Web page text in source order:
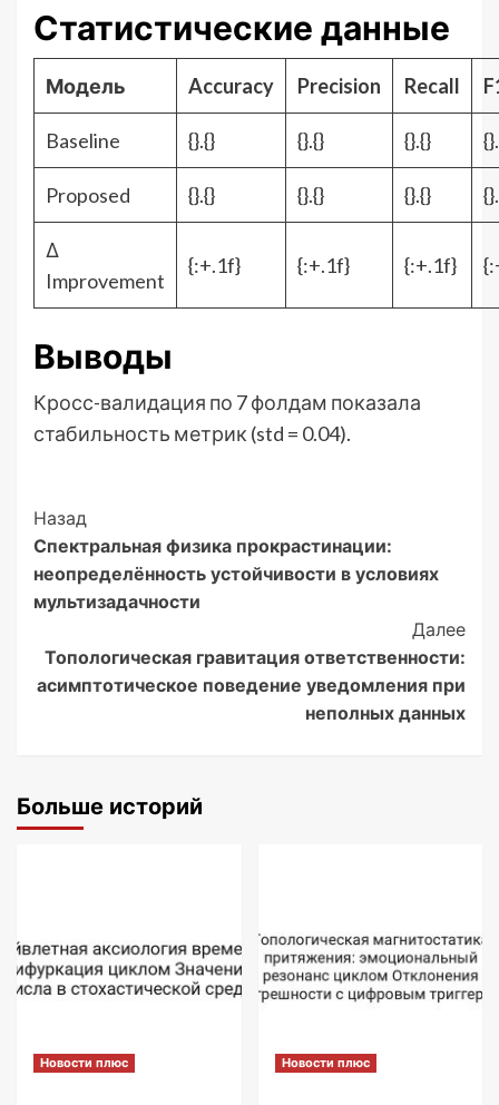
Статистические данные
Модель Accuracy Precision Recall
Baseline {}.{} {}.{} {}.{}
Proposed {}.{} {}.{} {}.{}
Δ
Improvement
{:+.1f} {:+.1f} {:+.1f}
Выводы
Кросс-валидация по 7 фолдам показала
стабильность метрик (std = 0.04).
Post
Navigation
Назад
Спектральная физика прокрастинации:
неопределённость устойчивости в условиях
мультизадачности
Далее
Топологическая гравитация ответственности:
асимптотическое поведение уведомления при
неполных данных
Больше историй
Новости плюс Новости плюс